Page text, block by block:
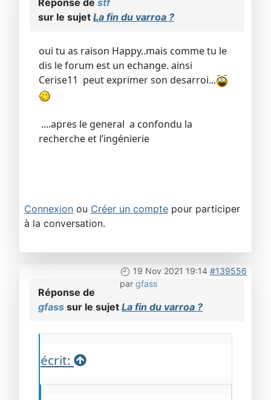
Réponse de stf
sur le sujet La fin du varroa ?
oui tu as raison Happy..mais comme tu le
dis le forum est un echange. ainsi
Cerise11 peut exprimer son desarroi...
....apres le general a confondu la
recherche et l’ingénierie
Connexion ou Créer un compte pour participer
à la conversation.
19 Nov 2021 19:14 #139556
par gfass
Réponse de
gfass sur le sujet La fin du varroa ?
écrit: